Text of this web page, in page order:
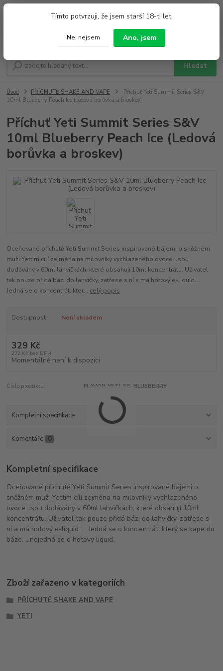
Tímto potvrzuji, že jsem starší 18-ti let.
Ne, nejsem Ano, jsem
Hledat
Po - Pá 9:00 - 19:00 So 9:00 - 14:00
Úvod PŘÍCHUTĚ SHAKE AND VAPE
Příchuť Yeti Summit Series S&V
10ml Blueberry Peach Ice (Ledová borůvka a broskev)
Příchuť Yeti Summit Series S&V
10ml Blueberry Peach Ice (Ledová
borůvka a broskev)
Oceňované příchutě Yeti Summit Series inspirované bájemi o sněžném
muži Yettim cílí zejména na milovníky vychlazeného ovoce. Jsou
dodávány v 60ml lahvičkách, které obsahují 10ml koncentrátu. Uživatel
tak pouze přidá bázi do lahvičky, zatřese s ní a má hotový e-liquid....
Jedná se o koncentrát, kter... celý popis
Dostupnost Není skladem
329 Kč
272 Kč bez DPH
Momentálně není k dispozici
Číslo produktu: FLAVOR-YETI-SS-BLUEBERRY
Kompletní specifikace
Komentáře 0
Kompletní specifikace
Oceňované příchutě Yeti Summit Series inspirované bájemi o
sněžném muži Yettim cílí zejména na milovníky vychlazeného
ovoce. Jsou dodávány v 60ml lahvičkách, které obsahují 10ml
koncentrátu. Uživatel tak pouze přidá bázi do lahvičky, zatřese s
ní a má hotový e-liquid.... Jedná se o koncentrát, který se kape do
báze. ...nejedná se o hotový liquid.
Zboží zařazeno v kategoriích
PŘÍCHUTĚ SHAKE AND VAPE
YETI